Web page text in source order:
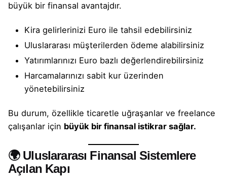
büyük bir finansal avantajdır.
Kira gelirlerinizi Euro ile tahsil edebilirsiniz
Uluslararası müşterilerden ödeme alabilirsiniz
Yatırımlarınızı Euro bazlı değerlendirebilirsiniz
Harcamalarınızı sabit kur üzerinden
yönetebilirsiniz
Bu durum, özellikle ticaretle uğraşanlar ve freelance
çalışanlar için büyük bir finansal istikrar sağlar.
🌍 Uluslararası Finansal Sistemlere
Açılan Kapı